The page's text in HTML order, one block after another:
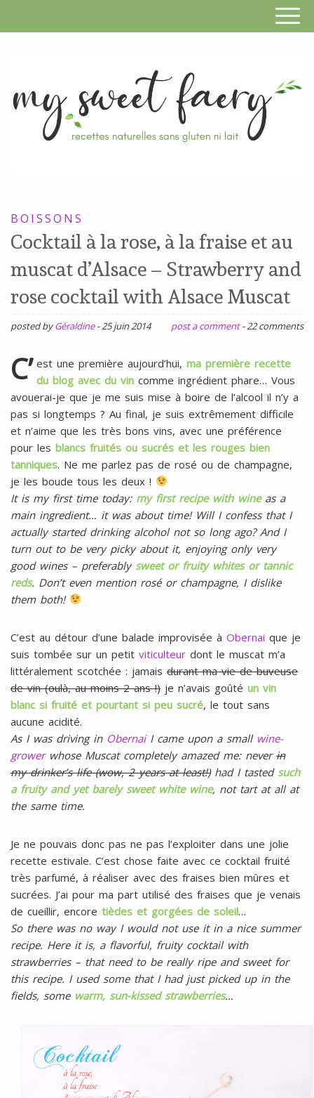
SANS
GLUTEN,
SANS
LAIT,
SOJA,
SANS
BOISSONS
Cocktail à la rose, à la fraise et au
muscat d’Alsace – Strawberry and
rose cocktail with Alsace Muscat
posted byGéraldine -25 juin 2014 post a comment -22 comments
C’ est une première aujourd’hui, ma première recette
du blog avec du vin comme ingrédient phare… Vous
avouerai-je que je me suis mise à boire de l’alcool il n’y a
pas si longtemps ? Au final, je suis extrêmement difficile
et n’aime que les très bons vins, avec une préférence
pour les blancs fruités ou sucrés et les rouges bien
tanniques. Ne me parlez pas de rosé ou de champagne,
je les boude tous les deux !
It is my first time today: my first recipe with wineas a
main ingredient… it was about time! Will I confess that I
actually started drinking alcohol not so long ago? And I
turn out to be very picky about it, enjoying only very
good wines – preferably sweet or fruity whites or tannic
reds. Don’t even mention rosé or champagne, I dislike
them both!
C’est au détour d’une balade improvisée à Obernai que je
suis tombée sur un petit viticulteur dont le muscat m’a
littéralement scotchée : jamais durant ma vie de buveuse
de vin (oulà, au moins 2 ans !) je n’avais goûté un vin
blanc si fruité et pourtant si peu sucré, le tout sans
aucune acidité.
As I was driving in ObernaiI came upon a small wine-
growerwhose Muscat completely amazed me: never in
my drinker’s life (wow, 2 years at least!)had I tasted such
a fruity and yet barely sweet white wine, not tart at all at
the same time.
Je ne pouvais donc pas ne pas l’exploiter dans une jolie
recette estivale. C’est chose faite avec ce cocktail fruité
très parfumé, à réaliser avec des fraises bien mûres et
sucrées. J’ai pour ma part utilisé des fraises que je venais
de cueillir, encore tièdes et gorgées de soleil…
So there was no way I would not use it in a nice summer
recipe. Here it is, a flavorful, fruity cocktail with
strawberries – that need to be really ripe and sweet for
this recipe. I used some that I had just picked up in the
fields, some warm, sun-kissed strawberries…